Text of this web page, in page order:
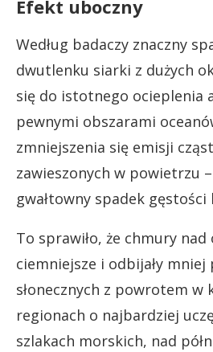
Efekt uboczny
Według badaczy znaczny
dwutlenku siarki z dużych
się do istotnego ocieplenia
pewnymi obszarami
zmniejszenia się emisji
zawieszonych w powietrzu
gwałtowny spadek
To sprawiło, że chmury nad
ciemniejsze i odbijały
słonecznych z powrotem w
regionach o najbardziej
szlakach morskich, nad